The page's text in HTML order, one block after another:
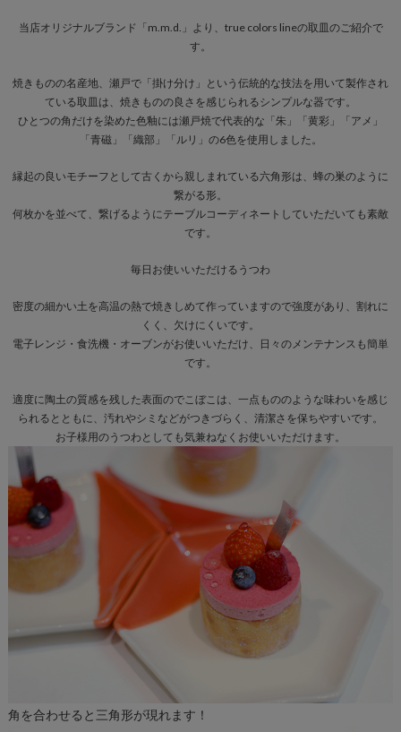
当店オリジナルブランド「m.m.d.」より、true colors lineの取皿のご紹介で
す。
焼きものの名産地、瀬戸で「掛け分け」という伝統的な技法を用いて製作され
ている取皿は、焼きものの良さを感じられるシンプルな器です。
ひとつの角だけを染めた色釉には瀬戸焼で代表的な「朱」「黄彩」「アメ」
「青磁」「織部」「ルリ」の6色を使用しました。
縁起の良いモチーフとして古くから親しまれている六角形は、蜂の巣のように
繋がる形。
何枚かを並べて、繋げるようにテーブルコーディネートしていただいても素敵
です。
毎日お使いいただけるうつわ
密度の細かい土を高温の熱で焼きしめて作っていますので強度があり、割れに
くく、欠けにくいです。
電子レンジ・食洗機・オーブンがお使いいただけ、日々のメンテナンスも簡単
です。
適度に陶土の質感を残した表面のでこぼこは、一点もののような味わいを感じ
られるとともに、汚れやシミなどがつきづらく、清潔さを保ちやすいです。
お子様用のうつわとしても気兼ねなくお使いいただけます。
角を合わせると三角形が現れます！